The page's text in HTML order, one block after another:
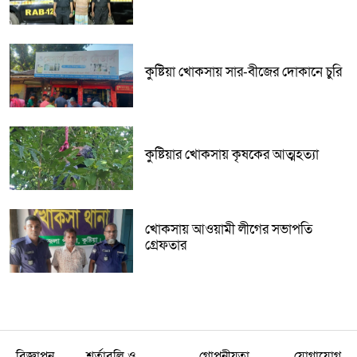
কুষ্টিয়া খোকসায় সার-বীজের দোকানে চুরি
কুষ্টিয়ার খোকসায় কৃষকের আত্মহত্যা
খোকসায় আওয়ামী লীগের সভাপতি
গ্রেফতার